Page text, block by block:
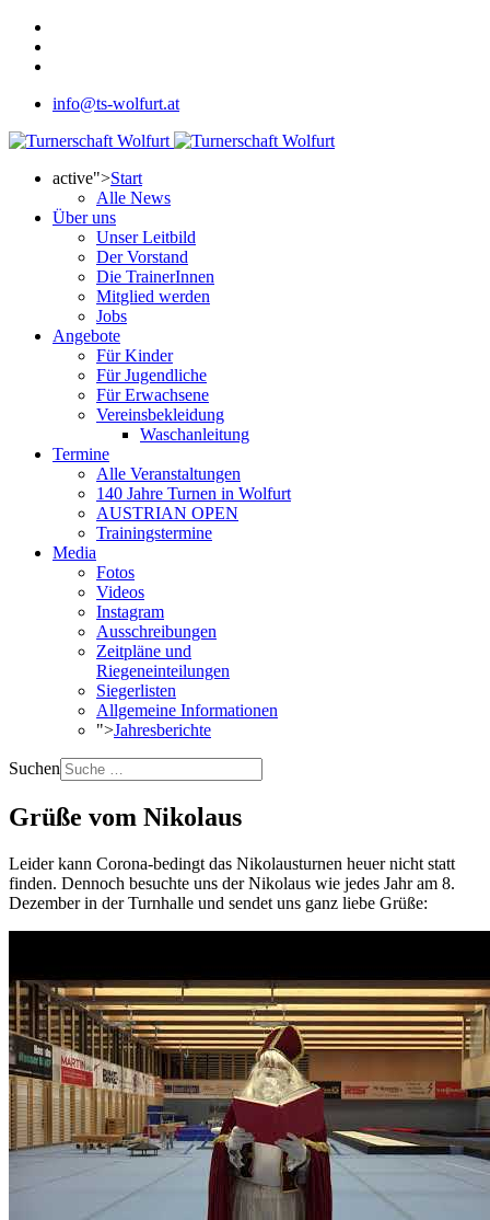
info@ts-wolfurt.at
active">Start
Alle News
Über uns
Unser Leitbild
Der Vorstand
Die TrainerInnen
Mitglied werden
Jobs
Angebote
Für Kinder
Für Jugendliche
Für Erwachsene
Vereinsbekleidung
Waschanleitung
Termine
Alle Veranstaltungen
140 Jahre Turnen in Wolfurt
AUSTRIAN OPEN
Trainingstermine
Media
Fotos
Videos
Instagram
Ausschreibungen
Zeitpläne und
Riegeneinteilungen
Siegerlisten
Allgemeine Informationen
">Jahresberichte
Suchen
Grüße vom Nikolaus
Leider kann Corona-bedingt das Nikolausturnen heuer nicht statt
finden. Dennoch besuchte uns der Nikolaus wie jedes Jahr am 8.
Dezember in der Turnhalle und sendet uns ganz liebe Grüße: